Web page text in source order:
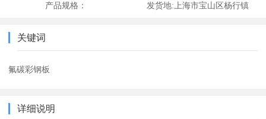
产品规格： 发货地: 上海市宝山区杨行镇
关键词
氟碳彩钢板
详细说明